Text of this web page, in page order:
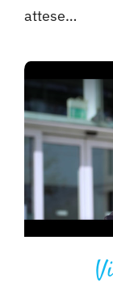
attese…